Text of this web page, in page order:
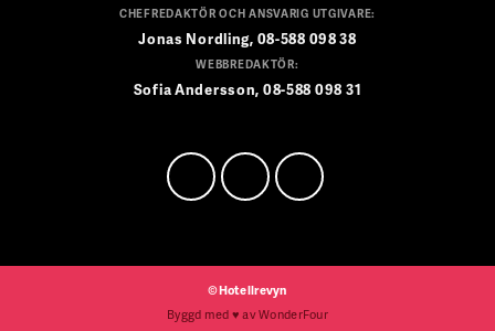
CHEFREDAKTÖR OCH ANSVARIG UTGIVARE:
Jonas Nordling, 08-588 098 38
WEBBREDAKTÖR:
Sofia Andersson, 08-588 098 31
©Hotellrevyn
Byggd med ♥ avWonderFour